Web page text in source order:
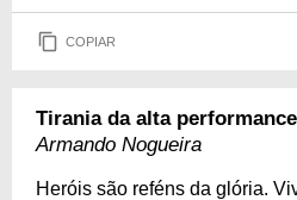
COPIAR
Tirania da alta performance
Armando Nogueira
Heróis são reféns da glória.